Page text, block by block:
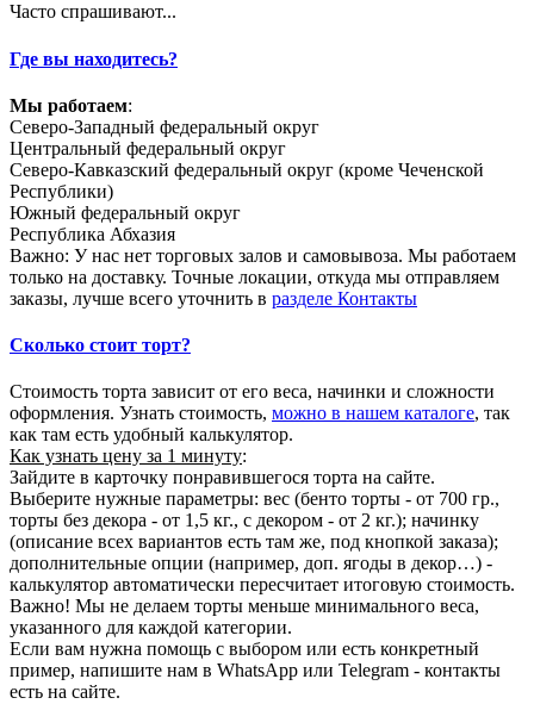
Часто спрашивают...
Где вы находитесь?
Мы работаем:
Северо-Западный федеральный округ
Центральный федеральный округ
Северо-Кавказский федеральный округ (кроме Чеченской
Республики)
Южный федеральный округ
Республика Абхазия
Важно: У нас нет торговых залов и самовывоза. Мы работаем
только на доставку. Точные локации, откуда мы отправляем
заказы, лучше всего уточнить в разделе Контакты
Сколько стоит торт?
Стоимость торта зависит от его веса, начинки и сложности
оформления. Узнать стоимость, можно в нашем каталоге, так
как там есть удобный калькулятор.
Как узнать цену за 1 минуту:
Зайдите в карточку понравившегося торта на сайте.
Выберите нужные параметры: вес (бенто торты - от 700 гр.,
торты без декора - от 1,5 кг., с декором - от 2 кг.); начинку
(описание всех вариантов есть там же, под кнопкой заказа);
дополнительные опции (например, доп. ягоды в декор…) -
калькулятор автоматически пересчитает итоговую стоимость.
Важно! Мы не делаем торты меньше минимального веса,
указанного для каждой категории.
Если вам нужна помощь с выбором или есть конкретный
пример, напишите нам в WhatsApp или Telegram - контакты
есть на сайте.